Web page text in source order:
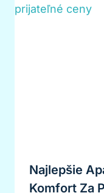
Najlepšie
Komfort Za